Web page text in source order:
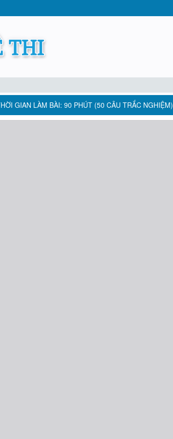
GIAN LÀM BÀI: 90 PHÚT (50 CÂU TRẮC NGHIỆM)